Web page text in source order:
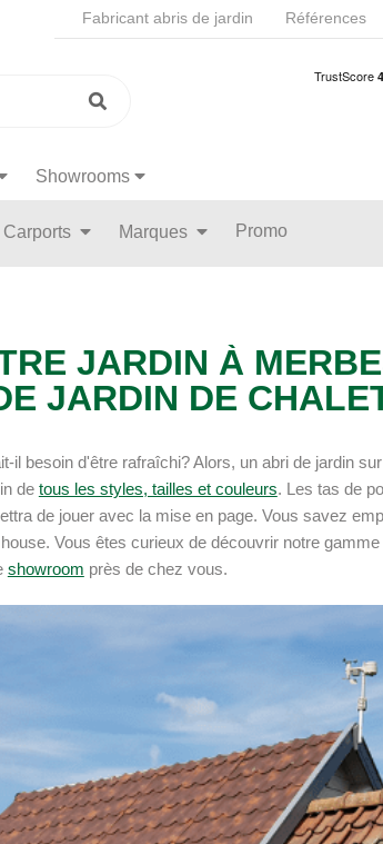
Fabricant abris de jardin Références
Showrooms
Marques Promo
JARDIN À
JARDIN DE
il besoin d'être rafraîchi? Alors, un abri de jardin
de tous les styles, tailles et couleurs. Les tas de
de jouer avec la mise en page. Vous savez
Vous êtes curieux de découvrir notre
showroom près de chez vous.